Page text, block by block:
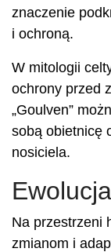
znaczenie
i ochroną.
W mitologii
ochrony przed
„Goulven”
sobą obietnicę
nosiciela.
Na przestrzeni
zmianom i